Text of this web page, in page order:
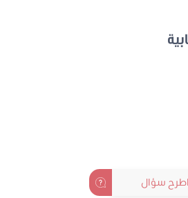
اطرح سؤال